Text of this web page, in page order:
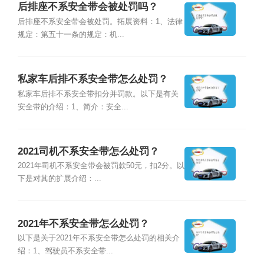
后排座不系安全带会被处罚吗？
后排座不系安全带会被处罚。拓展资料：1、法律
规定：第五十一条的规定：机...
私家车后排不系安全带怎么处罚？
私家车后排不系安全带扣分并罚款。以下是有关
安全带的介绍：1、简介：安全...
2021司机不系安全带怎么处罚？
2021年司机不系安全带会被罚款50元，扣2分。以
下是对其的扩展介绍：...
2021年不系安全带怎么处罚？
以下是关于2021年不系安全带怎么处罚的相关介
绍：1、驾驶员不系安全带...